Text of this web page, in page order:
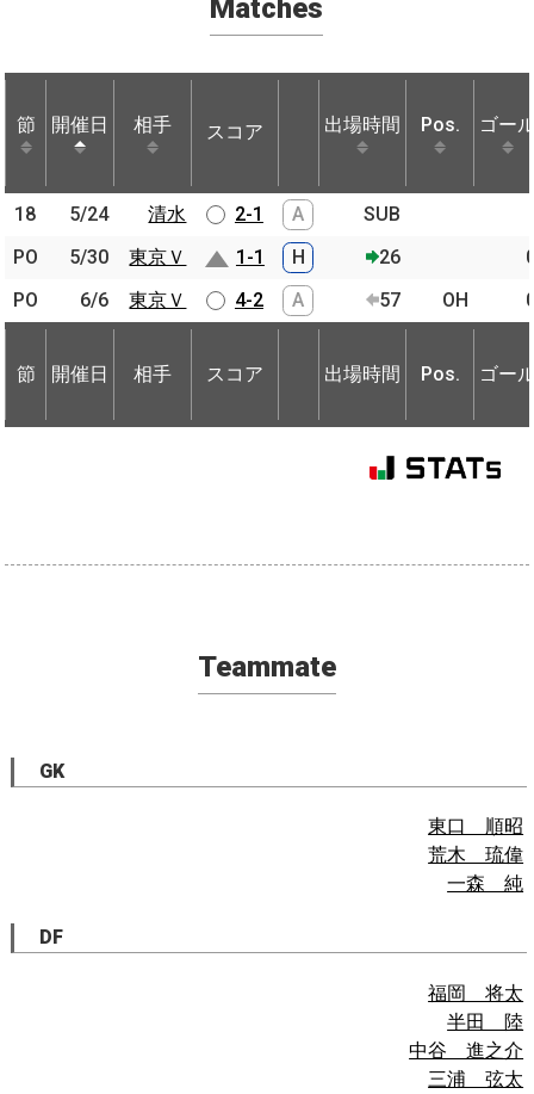
Matches
節 開催日 相手 スコア 出場時間 Pos. ゴー
節 開催日 相手 スコア 出場時間
18 5/24 清水 2-1 A
SUB
PO
5/30 東京Ｖ 1-1 H 26
PO
6/6 東京Ｖ 4-2 A 57 OH
節 開催日 相手 スコア 出場時間 Pos. ゴー
節 開催日 相手
18 5/24
清水
PO
5/30
東京Ｖ
PO
6/6 東京Ｖ
節 開催日 相手
Teammate
GK
東口 順昭
荒木 琉偉
一森 純
DF
福岡 将太
半田 陸
中谷 進之介
三浦 弦太